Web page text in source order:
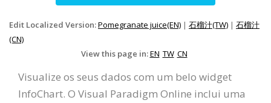
Edit Localized Version:Pomegranate juice(EN) | 石榴汁(TW) | 石榴汁
(CN)
View this page in:EN TW CN
Visualize os seus dados com um belo widget
InfoChart. O Visual Paradigm Online inclui uma